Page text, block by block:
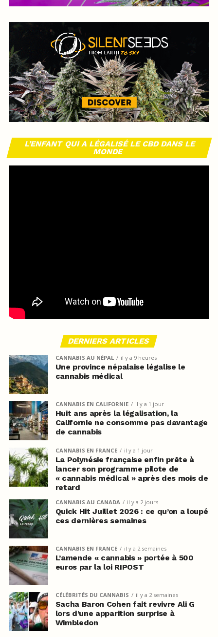
L’ENFANT QUI A LÉGALISÉ LE CBD DANS LE
MONDE
DERNIERS ARTICLES
CANNABIS AU NÉPAL il y a 9 heures
Une province népalaise légalise le
cannabis médical
CANNABIS EN CALIFORNIE il y a 1 jour
Huit ans après la légalisation, la
Californie ne consomme pas davantage
de cannabis
CANNABIS EN FRANCE il y a 1 jour
La Polynésie française enfin prête à
lancer son programme pilote de
« cannabis médical » après des mois de
retard
CANNABIS AU CANADA il y a 2 jours
Quick Hit Juillet 2026 : ce qu’on a loupé
ces dernières semaines
CANNABIS EN FRANCE il y a 2 semaines
L’amende « cannabis » portée à 500
euros par la loi RIPOST
CÉLÉBRITÉS DU CANNABIS il y a 2 semaines
Sacha Baron Cohen fait revivre Ali G
lors d’une apparition surprise à
Wimbledon